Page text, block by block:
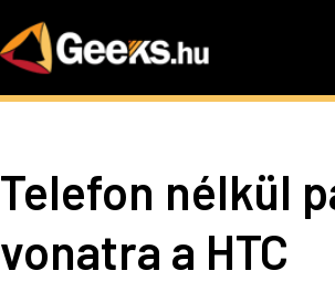
Telefon nélkül
vonatra a HTC